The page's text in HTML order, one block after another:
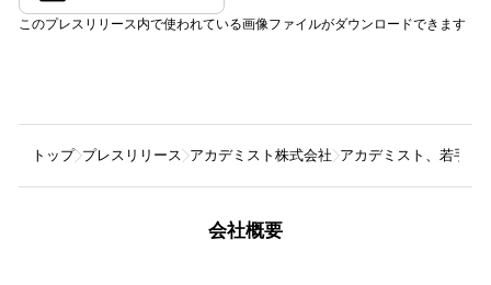
このプレスリリース内で使われている画像ファイルがダウンロードできます
トップ プレスリリース アカデミスト株式会社 アカデミスト、若手研
会社概要